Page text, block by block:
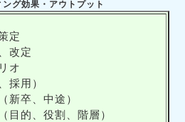
グ効果・アウトプット
定
改定
オ
採用）
新卒、中途）
目的、役割、階層）